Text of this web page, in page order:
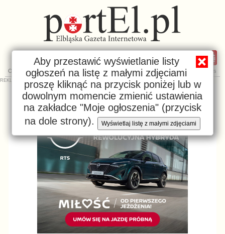
Ogłoszenia Katalog Imprezy Repertuary Rozkłady NaWynos
Aby przestawić wyświetlanie listy
ogłoszeń na listę z małymi zdjęciami
proszę kliknąć na przycisk poniżej lub w
dowolnym momencie zmienić ustawienia
na zakładce "Moje ogłoszenia" (przycisk
na dole strony).
Wyświetlaj listę z małymi zdjęciami